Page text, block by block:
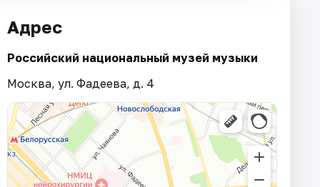
Адрес
Российский национальный музей музыки
Москва, ул. Фадеева, д. 4